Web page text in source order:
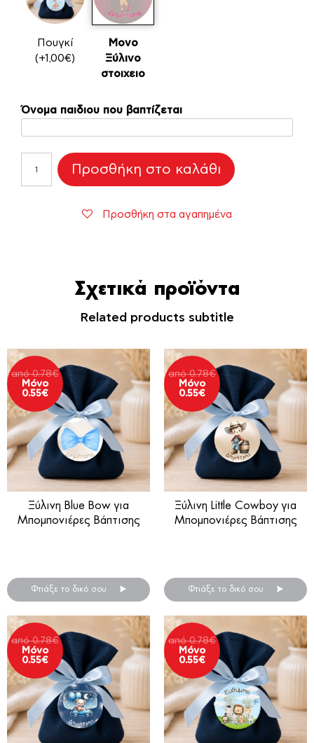
Πουγκί
(+1,00€)
Μονο
Ξύλινο
στοιχειο
Όνομα παιδιου που βαπτίζεται
Baby
Μπομπονιέρες
Προσθήκη στο καλάθι
Προσθήκη στα αγαπημένα
Σχετικά προϊόντα
Related products subtitle
Ξύλινη Blue Bow για
Μπομπονιέρες Βάπτισης
από 0.78€
Μόνο
0.55€
Φτιάξε το δικό σου
Ξύλινη Little Cowboy για
Μπομπονιέρες Βάπτισης
από 0.78€
Μόνο
0.55€
Φτιάξε το δικό σου
από 0.78€
Μόνο
0.55€
από 0.78€
Μόνο
0.55€